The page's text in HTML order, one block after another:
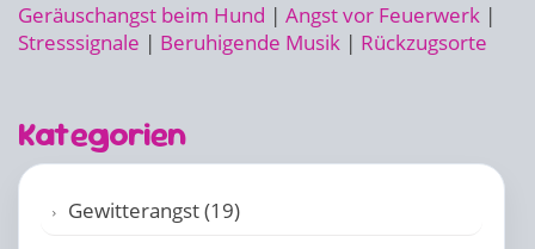
Geräuschangst beim Hund | Angst vor Feuerwerk |
Stresssignale | Beruhigende Musik | Rückzugsorte
Kategorien
Gewitterangst (19)